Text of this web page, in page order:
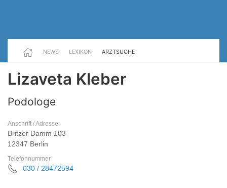
NEWS LEXIKON ARZTSUCHE
Lizaveta Kleber
Podologe
Anschrift / Adresse
Britzer Damm 103
12347 Berlin
Telefonnummer
030 / 28472594